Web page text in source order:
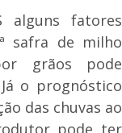
alguns fatores
safra de milho
grãos pode
o prognóstico
das chuvas ao
pode ter